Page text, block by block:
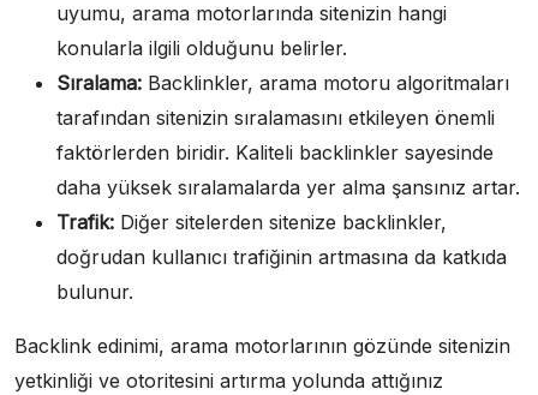
uyumu, arama motorlarında sitenizin hangi
konularla ilgili olduğunu belirler.
Sıralama: Backlinkler, arama motoru algoritmaları
tarafından sitenizin sıralamasını etkileyen önemli
faktörlerden biridir. Kaliteli backlinkler sayesinde
daha yüksek sıralamalarda yer alma şansınız artar.
Trafik: Diğer sitelerden sitenize backlinkler,
doğrudan kullanıcı trafiğinin artmasına da katkıda
bulunur.
Backlink edinimi, arama motorlarının gözünde sitenizin
yetkinliği ve otoritesini artırma yolunda attığınız